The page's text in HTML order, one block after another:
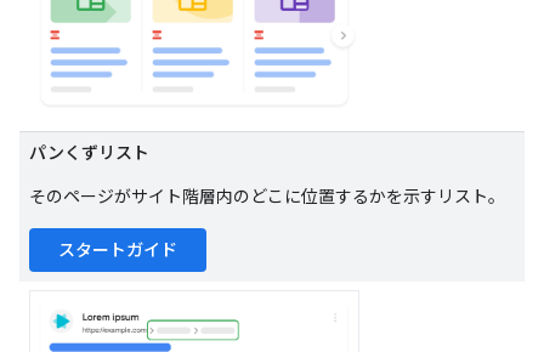
パンくずリスト
そのページがサイト階層内のどこに位置するかを示すリスト。
スタートガイド